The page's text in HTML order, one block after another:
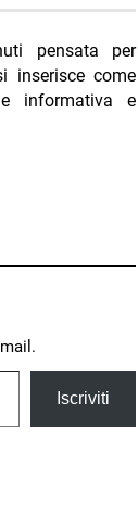
pensata per
inserisce come
informativa e
Iscriviti